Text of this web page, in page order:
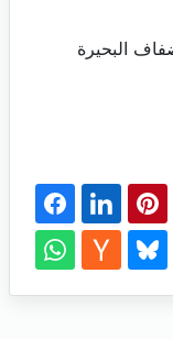
ضفاف البحيرة